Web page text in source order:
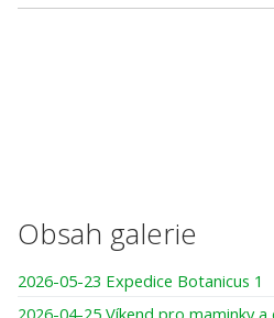
Obsah galerie
2026-05-23 Expedice Botanicus 1